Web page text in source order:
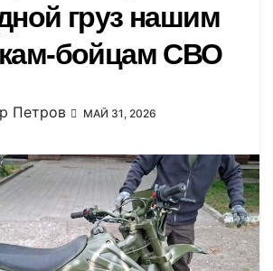
груз нашим
бойцам СВО
Петров МАЙ 31, 2026